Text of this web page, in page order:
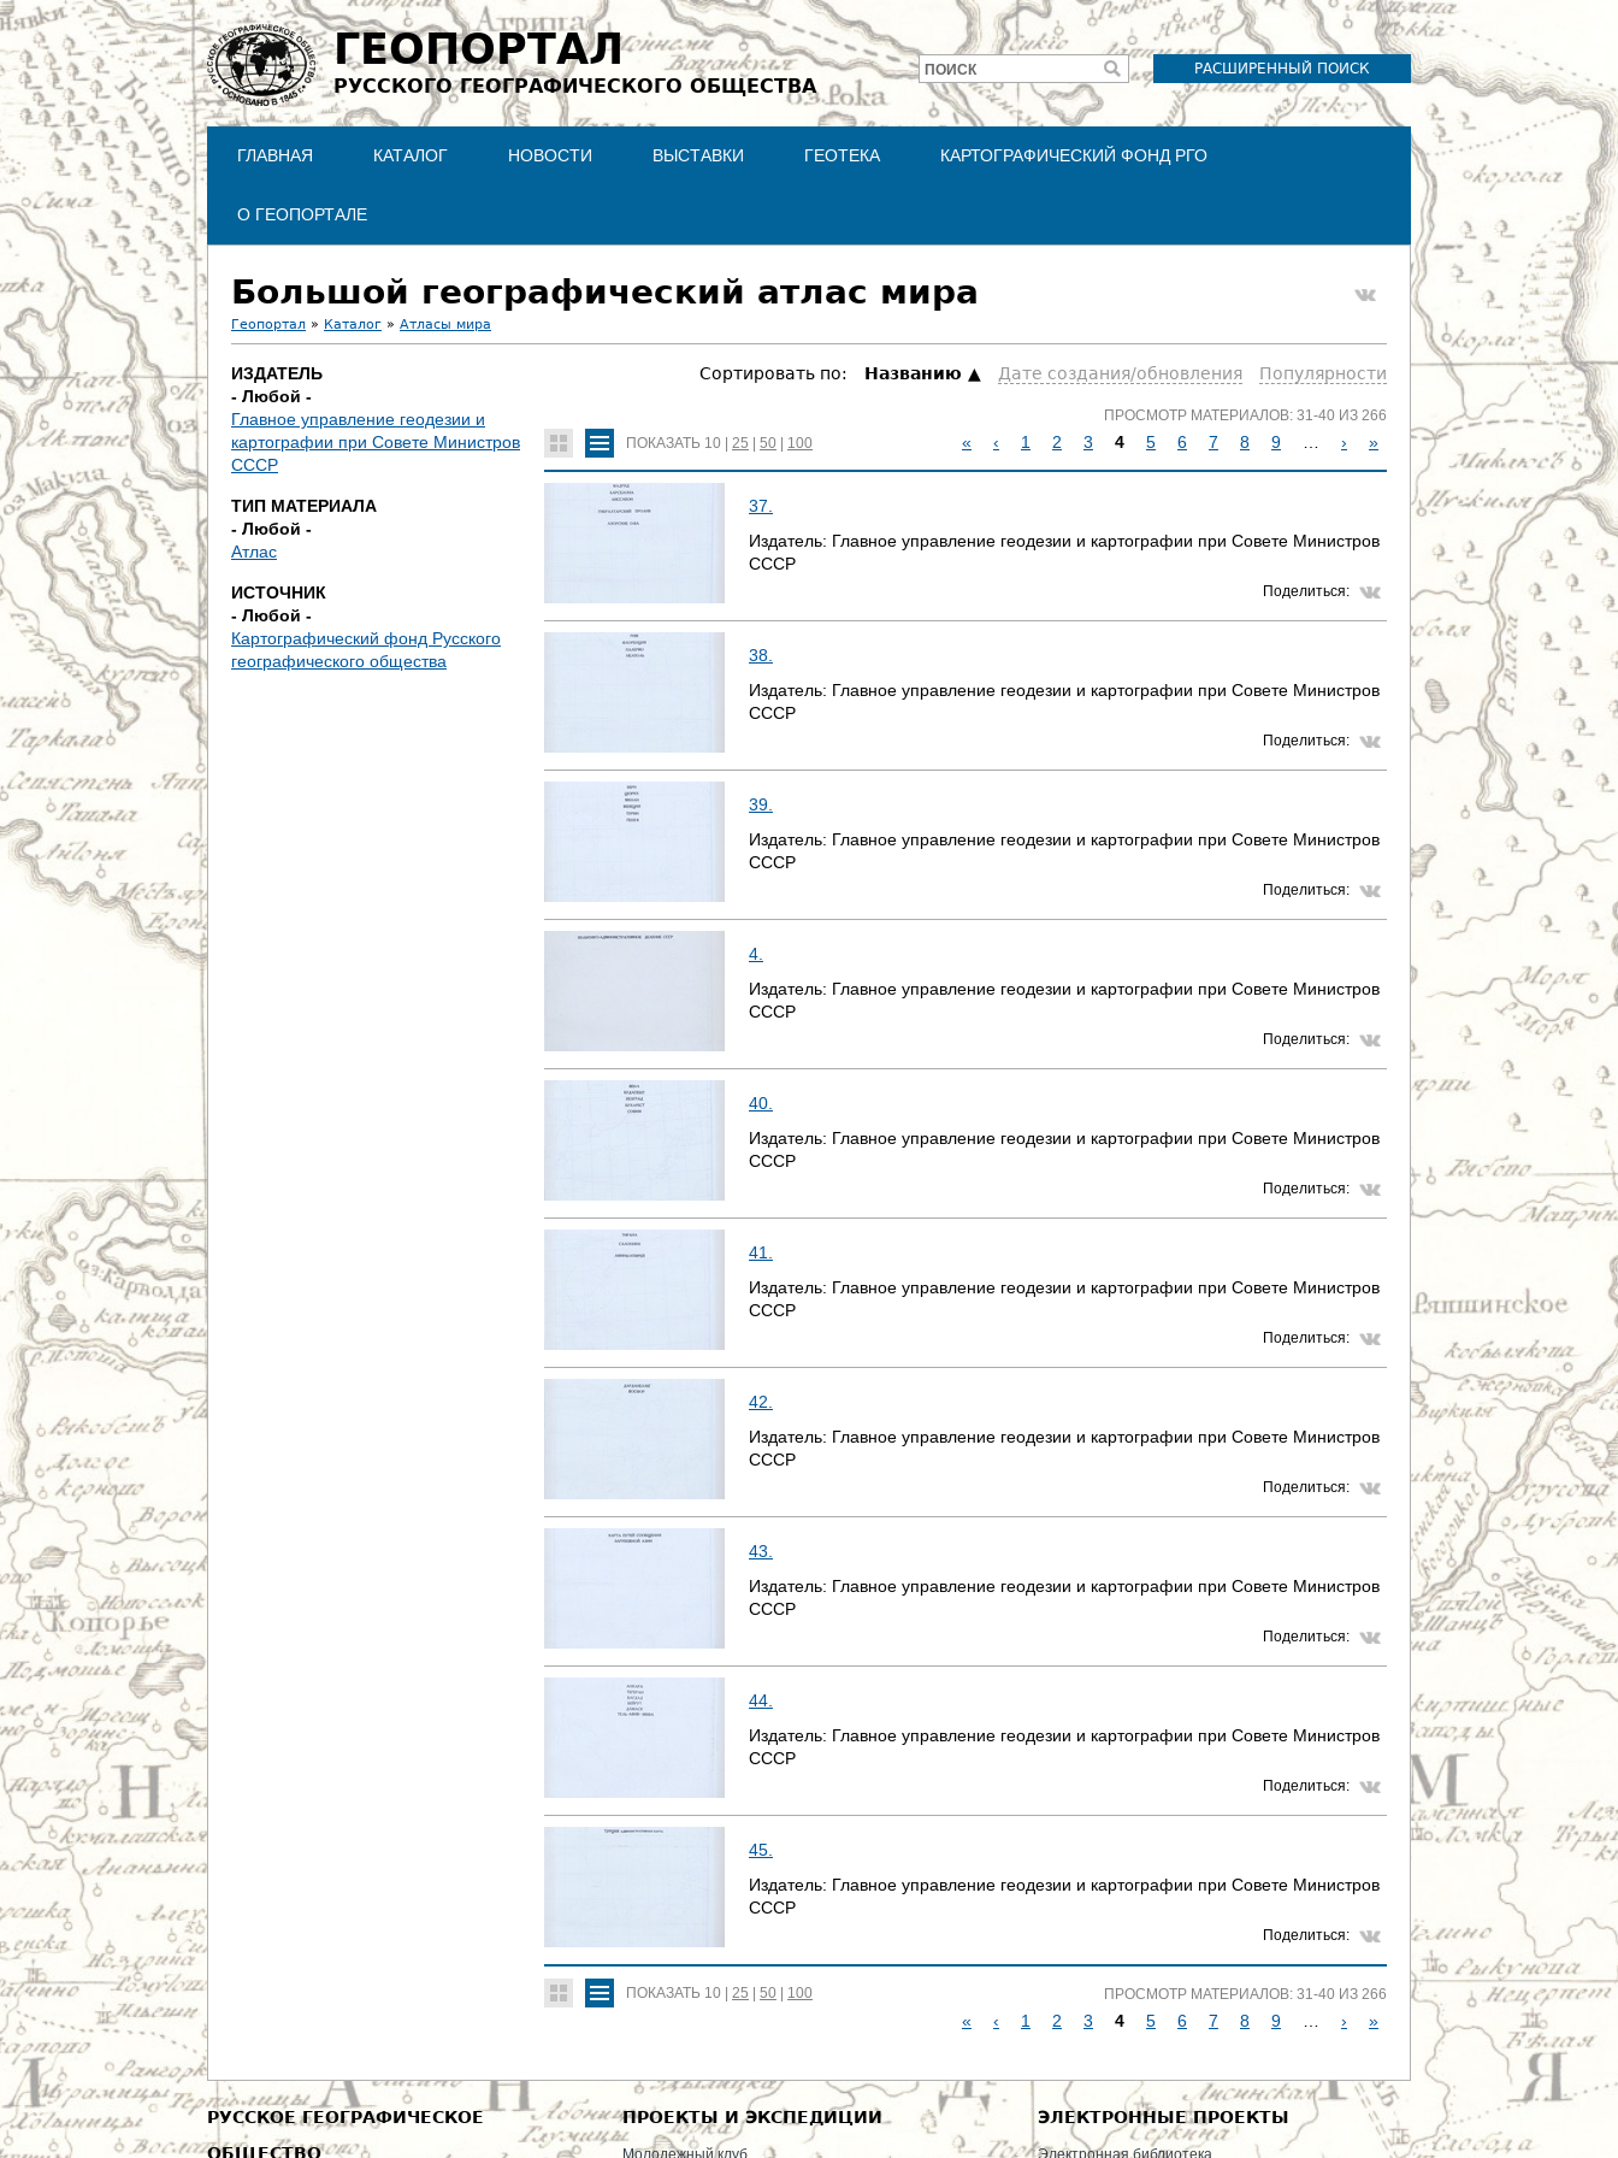
Jump to navigation
ГЕОПОРТАЛ
РУССКОГО ГЕОГРАФИЧЕСКОГО ОБЩЕСТВА
РАСШИРЕННЫЙ ПОИСК
Форма
поиска
ПОИСК
ГЛАВНАЯ КАТАЛОГ НОВОСТИ ВЫСТАВКИ ГЕОТЕКА КАРТОГРАФИЧЕСКИЙ ФОНД РГО
О ГЕОПОРТАЛЕ
Большой географический атлас мира
В
ы
з
д
е
с
ь
Геопортал » Каталог » Атласы мира
ИЗДАТЕЛЬ
- Любой -
Главное управление геодезии и
картографии при Совете Министров
СССР
ТИП МАТЕРИАЛА
- Любой -
Атлас
ИСТОЧНИК
- Любой -
Картографический фонд Русского
географического общества
Сортировать по: Hазванию Дате создания/обновления Популярности
ПОКАЗАТЬ 10 25 50 100
ПРОСМОТР МАТЕРИАЛОВ: 31-40 ИЗ 266
С
А
« ‹ 1 2 3 4 5 6 7 8 9 › »
37.
Издатель: Главное управление геодезии и картографии при Совете Министров
СССР
Поделиться:
38.
Издатель: Главное управление геодезии и картографии при Совете Министров
СССР
Поделиться:
39.
Издатель: Главное управление геодезии и картографии при Совете Министров
СССР
Поделиться:
4.
Издатель: Главное управление геодезии и картографии при Совете Министров
СССР
Поделиться:
40.
Издатель: Главное управление геодезии и картографии при Совете Министров
СССР
Поделиться:
41.
Издатель: Главное управление геодезии и картографии при Совете Министров
СССР
Поделиться:
42.
Издатель: Главное управление геодезии и картографии при Совете Министров
СССР
Поделиться:
43.
Издатель: Главное управление геодезии и картографии при Совете Министров
СССР
Поделиться:
44.
Издатель: Главное управление геодезии и картографии при Совете Министров
СССР
Поделиться:
45.
Издатель: Главное управление геодезии и картографии при Совете Министров
СССР
Поделиться:
ПОКАЗАТЬ 10 25 50 100 ПРОСМОТР МАТЕРИАЛОВ: 31-40 ИЗ 266
Т
Р
« ‹ 1 2 3 4 5 6 7 8 9 › »
РУССКОЕ ГЕОГРАФИЧЕСКОЕ
ОБЩЕСТВО
ПРОЕКТЫ И ЭКСПЕДИЦИИ
Молодежный клуб
ЭЛЕКТРОННЫЕ ПРОЕКТЫ
Электронная библиотека